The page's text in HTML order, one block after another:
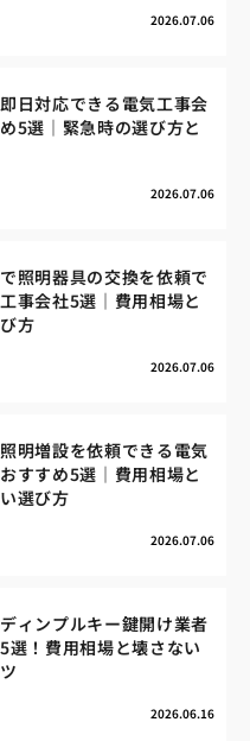
2026.07.06
日対応できる電気工事会
5選｜緊急時の選び方と
2026.07.06
照明器具の交換を依頼で
事会社5選｜費用相場と
方
2026.07.06
明増設を依頼できる電気
すすめ5選｜費用相場と
選び方
2026.07.06
ィンプルキー鍵開け業者
選！費用相場と壊さない
2026.06.16